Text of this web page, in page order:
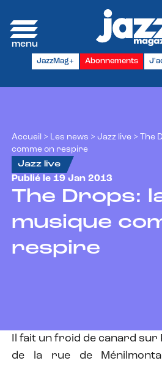
JazzMag+ Abonnements
Accueil > Les news > Jazz live >
The
comme on respire
Jazz live
Publié le 19 Jan 2013
The Drops:
musique
respire
Il fait un froid de canard sur
de la rue de